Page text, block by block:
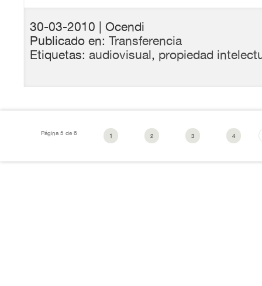
30-03-2010 | Ocendi
Publicado en: Transferencia
Etiquetas: audiovisual, propiedad
Página 5 de 6 1 2 3 4